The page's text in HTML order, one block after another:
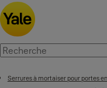
Serrures à mortaiser pour portes